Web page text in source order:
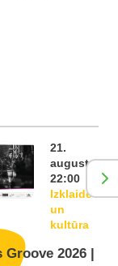
21.
augusts,
22:00
Izklaide
un
kultūra
Groove 2026 |